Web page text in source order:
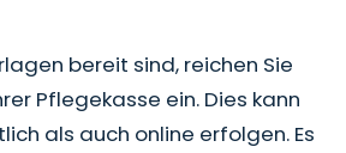
bereit sind, reichen Sie
Pflegekasse ein. Dies kann
als auch online erfolgen. Es